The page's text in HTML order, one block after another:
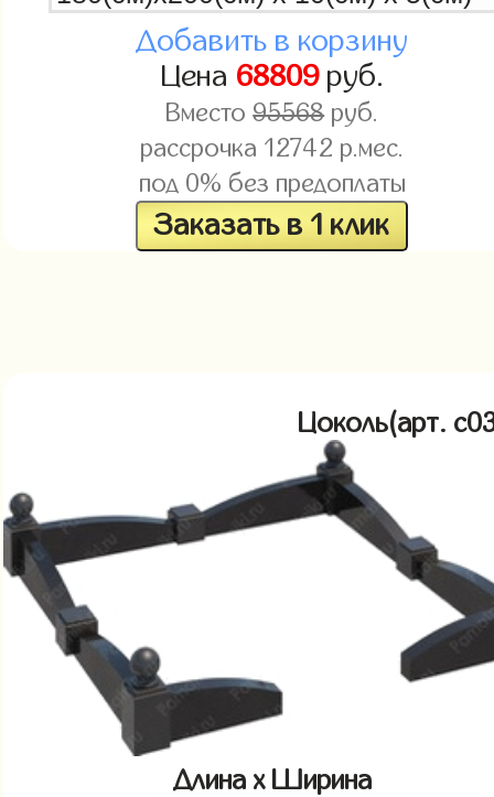
Добавить в корзину
Цена 68809руб.
Вместо95568руб.
рассрочка 12742 р.мес.
под 0% без предоплаты
Заказать в 1 клик
Цоколь(арт.
Длина x Ширина